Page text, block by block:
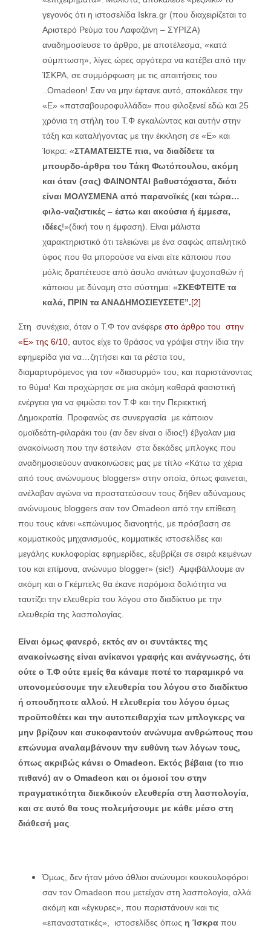
γεγονός ότι η ιστοσελίδα Iskra.gr (που διαχειρίζεται το
Αριστερό Ρεύμα του Λαφαζάνη – ΣΥΡΙΖΑ)
αναδημοσίευσε το άρθρο, με αποτέλεσμα, «κατά
σύμπτωση», λίγες ώρες αργότερα να κατέβει από την
ΊΣΚΡΑ, σε συμμόρφωση με τις απαιτήσεις του
..Omadeon! Σαν να μην έφτανε αυτό, αποκάλεσε την
«Ε» «πατσαβουροφυλλάδα» που φιλοξενεί εδώ και 25
χρόνια τη στήλη του Τ.Φ εγκαλώντας και αυτήν στην
τάξη και καταλήγοντας με την έκκληση σε «Ε» και
Ίσκρα: «ΣΤΑΜΑΤΕΙΣΤΕ πια, να διαδίδετε τα
μπουρδο-άρθρα του Τάκη Φωτόπουλου, ακόμη
και όταν (σας) ΦΑΙΝΟΝΤΑΙ βαθυστόχαστα, διότι
είναι ΜΟΛΥΣΜΕΝΑ από παρανοϊκές (και τώρα…
φιλο-ναζιστικές – έστω και ακούσια ή έμμεσα,
ιδέες!»(δική του η έμφαση). Είναι μάλιστα
χαρακτηριστικό ότι τελειώνει με ένα σαφώς απειλητικό
ύφος που θα μπορούσε να είναι είτε κάποιου που
μόλις δραπέτευσε από άσυλο ανιάτων ψυχοπαθών ή
κάποιου με δύναμη στο σύστημα: «ΣΚΕΦΤΕΙΤΕ τα
καλά, ΠΡΙΝ τα ΑΝΑΔΗΜΟΣΙΕΥΣΕΤΕ”.[2]
Στη συνέχεια, όταν ο Τ.Φ τον ανέφερε στο άρθρο του στην
«Ε» της 6/10 , αυτος είχε το θράσος να γράψει στην ίδια την
εφημερίδα για να…ζητήσει και τα ρέστα του,
διαμαρτυρόμενος για τον «διασυρμό» του, και παριστάνοντας
το θύμα! Και προχώρησε σε μια ακόμη καθαρά φασιστική
ενέργεια για να φιμώσει τον Τ.Φ και την Περιεκτική
Δημοκρατία. Προφανώς σε συνεργασία με κάποιον
ομοϊδεάτη-φιλαράκι του (αν δεν είναι ο ίδιος!) έβγαλαν μια
ανακοίνωση που την έστειλαν στα δεκάδες μπλογκς που
αναδημοσιεύουν ανακοινώσεις μας με τίτλο «Κάτω τα χέρια
από τους ανώνυμους bloggers» στην οποία, όπως φαινεται,
ανέλαβαν αγώνα να προστατεύσουν τους δήθεν αδύναμους
ανώνυμους bloggers σαν τον Omadeon από την επίθεση
που τους κάνει «επώνυμος διανοητής, με πρόσβαση σε
κομματικούς μηχανισμούς, κομματικές ιστοσελίδες και
μεγάλης κυκλοφορίας εφημερίδες, εξυβρίζει σε σειρά κειμένων
του και επίμονα, ανώνυμο blogger» (sic!) Αμφιβάλλουμε αν
ακόμη και ο Γκέμπελς θα έκανε παρόμοια δολιότητα να
ταυτίζει την ελευθερία του λόγου στο διαδίκτυο με την
ελευθερία της λασπολογίας.
Είναι όμως φανερό, εκτός αν οι συντάκτες της
ανακοίνωσης είναι ανίκανοι γραφής και ανάγνωσης, ότι
ούτε ο Τ.Φ ούτε εμείς θα κάναμε ποτέ το παραμικρό να
υπονομεύσουμε την ελευθερία του λόγου στο διαδίκτυο
ή οπουδηποτε αλλού. Η ελευθερία του λόγου όμως
προϋποθέτει και την αυτοπειθαρχία των μπλογκερς να
μην βρίζουν και συκοφαντούν ανώνυμα ανθρώπους που
επώνυμα αναλαμβάνουν την ευθύνη των λόγων τους,
όπως ακριβώς κάνει ο Omadeon. Εκτός βέβαια (το πιο
πιθανό) αν ο Omadeon και οι όμοιοί του στην
πραγματικότητα διεκδικούν ελευθερία στη λασπολογία,
και σε αυτό θα τους πολεμήσουμε με κάθε μέσο στη
διάθεσή μας
Όμως, δεν ήταν μόνο άθλιοι ανώνυμοι κουκουλοφόροι
σαν τον Omadeon που μετείχαν στη λασπολογία, αλλά
ακόμη και «έγκυρες», που παριστάνουν και τις
«επαναστατικές», ιστοσελίδες όπως η Ίσκρα που